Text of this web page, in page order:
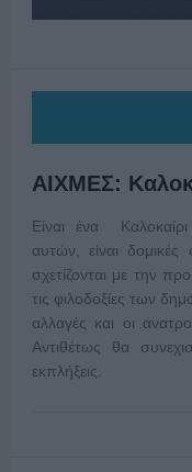
ΑΙΧΜΕΣ:
Είναι ένα
αυτών, είναι
σχετίζονται με την
τις φιλοδοξίες των
αλλαγές και οι
Αντιθέτως θα
εκπλήξεις.